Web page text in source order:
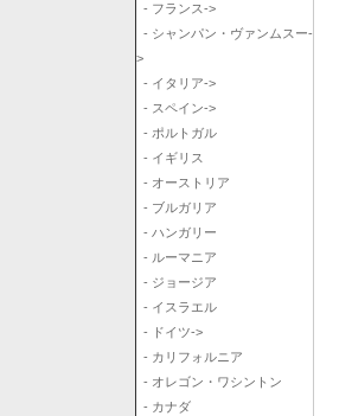
- フランス->
- シャンパン・ヴァンムスー-
>
- イタリア->
- スペイン->
- ポルトガル
- イギリス
- オーストリア
- ブルガリア
- ハンガリー
- ルーマニア
- ジョージア
- イスラエル
- ドイツ->
- カリフォルニア
- オレゴン・ワシントン
- カナダ